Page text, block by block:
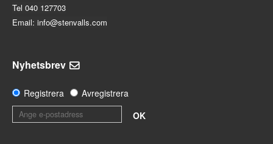
Tel 040 127703
Email: info@stenvalls.com
Nyhetsbrev
Registrera
Avregistrera
OK